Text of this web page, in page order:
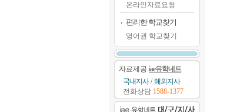
온라인자료요청
편리한 학교찾기
영어권 학교찾기
자료제공:iae유학네트
국내지사/해외지사
전화상담 1588-1377